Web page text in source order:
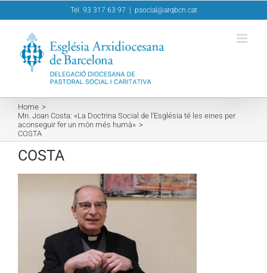
to
Tel. 93 317 63 97 psocial@arqbcn.cat
Home
Mn. Joan Costa: «La Doctrina Social de l’Església té les eines per
aconseguir fer un món més humà»
COSTA
COSTA